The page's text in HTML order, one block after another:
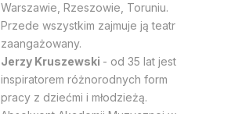
Warszawie, Rzeszowie, Toruniu.
Przede wszystkim zajmuje ją teatr
zaangażowany.
Jerzy Kruszewski - od 35 lat jest
inspiratorem różnorodnych form
pracy z dziećmi i młodzieżą.